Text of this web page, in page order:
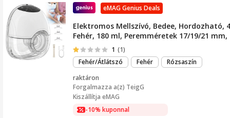
eMAG Genius Deals
Elektromos Mellszívó, Bedee, Hordozható,
Fehér, 180 ml, Peremméretek 17/19/21
1 (1)
Fehér/Átlátszó
Fehér
Rózsaszín
raktáron
Forgalmazza a(z) TeigG
Kiszállítja eMAG
-10% kuponnal